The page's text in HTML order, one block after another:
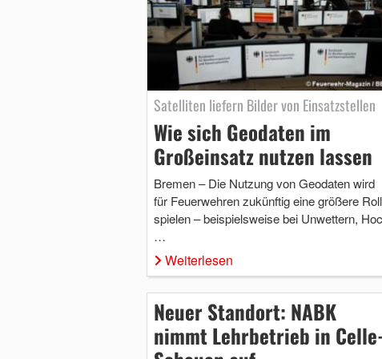
Satelliten liefern Bilder von Einsatzstellen
Wie sich Geodaten im
Großeinsatz nutzen lassen
Bremen – Die Nutzung von Geodaten wird
für Feuerwehren zukünftig eine größere
spielen – beispielsweise bei Unwettern, Hoc
…
Weiterlesen
Neuer Standort: NABK
nimmt Lehrbetrieb in